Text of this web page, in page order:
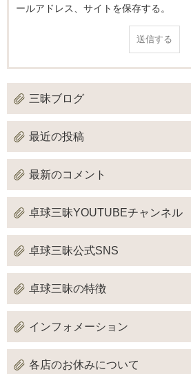
ールアドレス、サイトを保存する。
三昧ブログ
最近の投稿
最新のコメント
卓球三昧YOUTUBEチャンネル
卓球三昧公式SNS
卓球三昧の特徴
インフォメーション
各店のお休みについて